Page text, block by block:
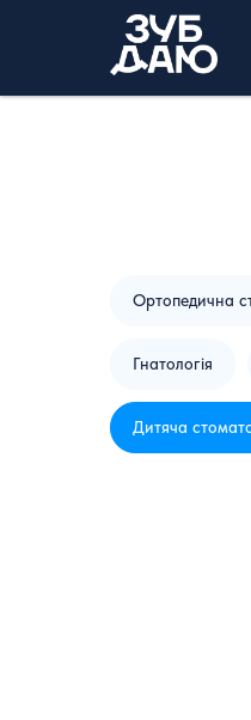
Ортопедична
Гнатологія
Дитяча